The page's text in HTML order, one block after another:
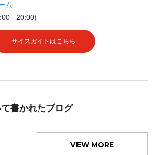
ム
- 20:00)
サイズガイドはこちら
書かれたブログ
VIEW MORE